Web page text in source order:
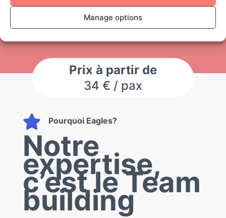
Manage options
expériences réussies
Prix à partir de
34 € / pax
 Pourquoi Eagles?
Notre
expertise,
c’est le Team
building